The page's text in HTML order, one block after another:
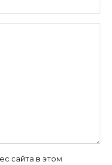
сайта в этом